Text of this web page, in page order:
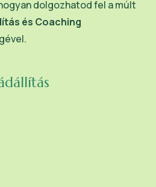
dolgozhatod fel a múlt
és Coaching